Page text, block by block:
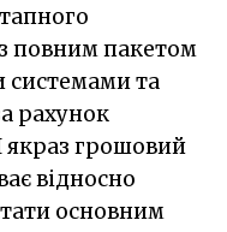
повним пакетом
системами та
рахунок
якраз грошовий
відносно
основним